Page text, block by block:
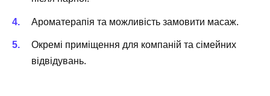
Ароматерапія та можливість замовити масаж.
Окремі приміщення для компаній та сімейних
відвідувань.